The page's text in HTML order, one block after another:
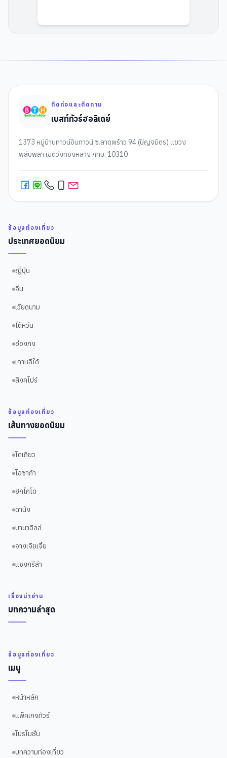
ติดต่อและติดตาม
เบสท์ทัวร์ฮอลิเดย์
1373 หมู่บ้านทาวน์อินทาวน์ ซ.ลาดพร้าว 94 (ปัญจมิตร) แขวง
พลับพลา เขตวังทองหลาง กทม. 10310
ข้อมูลท่องเที่ยว
ประเทศยอดนิยม
ญี่ปุ่น
จีน
เวียดนาม
ไต้หวัน
ฮ่องกง
เกาหลีใต้
สิงคโปร์
ข้อมูลท่องเที่ยว
เส้นทางยอดนิยม
โตเกียว
โอซาก้า
ฮกไกโด
ดานัง
บานาฮิลล์
จางเจียเจี้ย
แซงกรีล่า
เรื่องน่าอ่าน
บทความล่าสุด
ข้อมูลท่องเที่ยว
เมนู
หน้าหลัก
แพ็คเกจทัวร์
โปรโมชั่น
บทความท่องเที่ยว